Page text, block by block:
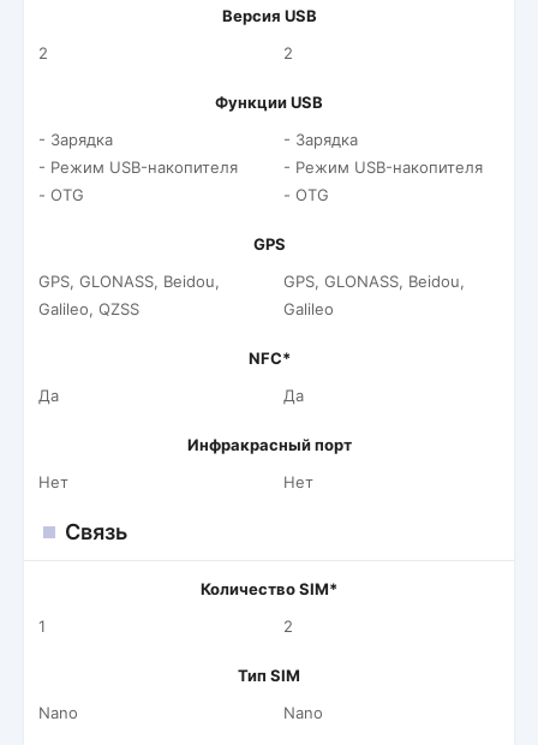
Версия USB
2
2
Функции USB
- Зарядка
- Режим USB-накопителя
- OTG
- Зарядка
- Режим USB-накопителя
- OTG
GPS
GPS, GLONASS, Beidou,
Galileo, QZSS
GPS, GLONASS, Beidou,
Galileo
NFC*
Да
Да
Инфракрасный порт
Нет
Нет
Связь
Количество SIM*
1
2
Тип SIM
Nano
Nano